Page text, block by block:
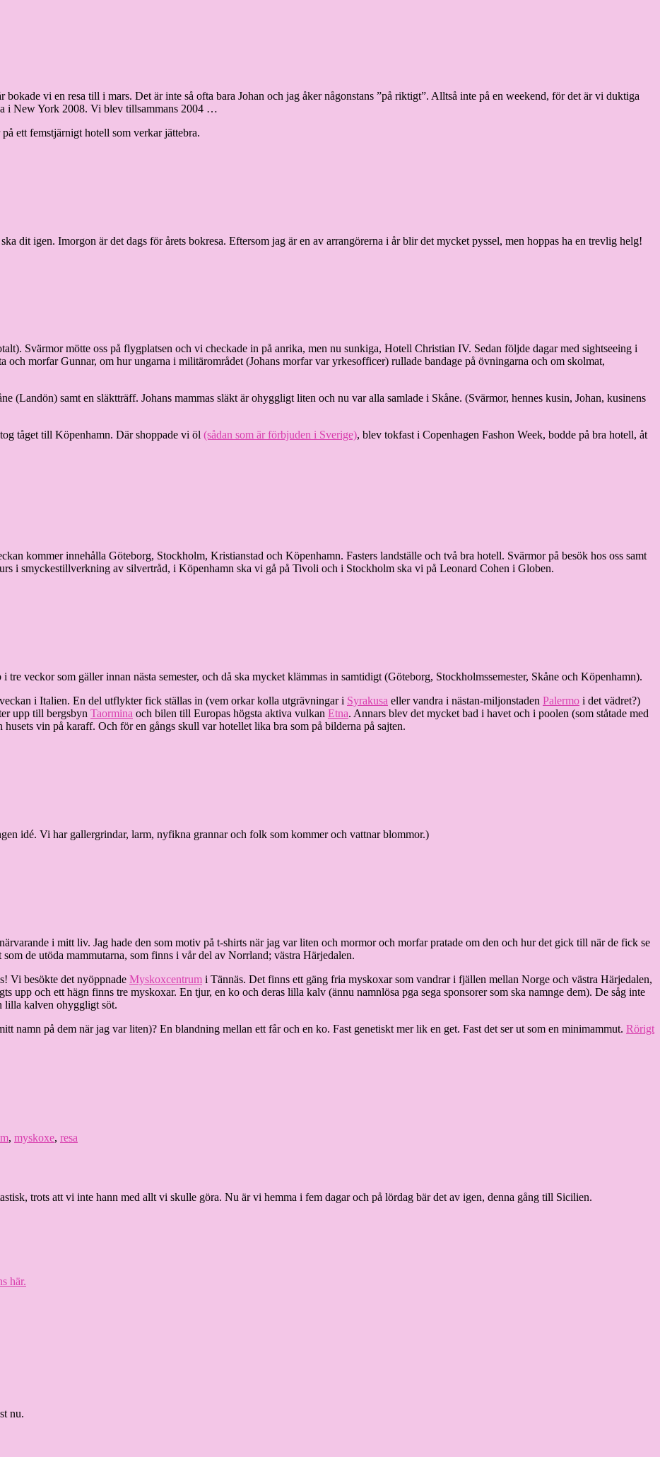
vi en resa till i mars. Det är inte så ofta bara Johan och jag åker någonstans ”på riktigt”. Alltså inte på en weekend, för det är vi duktiga
i New York 2008. Vi blev tillsammans 2004 …
ett femstjärnigt hotell som verkar jättebra.
dit igen. Imorgon är det dags för årets bokresa. Eftersom jag är en av arrangörerna i år blir det mycket pyssel, men hoppas ha en trevlig helg!
Svärmor mötte oss på flygplatsen och vi checkade in på anrika, men nu sunkiga, Hotell Christian IV. Sedan följde dagar med sightseeing i
och morfar Gunnar, om hur ungarna i militärområdet (Johans morfar var yrkesofficer) rullade bandage på övningarna och om skolmat,
(Landön) samt en släktträff. Johans mammas släkt är ohyggligt liten och nu var alla samlade i Skåne. (Svärmor, hennes kusin, Johan, kusinens
tåget till Köpenhamn. Där shoppade vi öl (sådan som är förbjuden i Sverige), blev tokfast i Copenhagen Fashon Week, bodde på bra hotell, åt
kommer innehålla Göteborg, Stockholm, Kristianstad och Köpenhamn. Fasters landställe och två bra hotell. Svärmor på besök hos oss samt
i smyckestillverkning av silvertråd, i Köpenhamn ska vi gå på Tivoli och i Stockholm ska vi på Leonard Cohen i Globen.
veckor som gäller innan nästa semester, och då ska mycket klämmas in samtidigt (Göteborg, Stockholmssemester, Skåne och Köpenhamn).
i Italien. En del utflykter fick ställas in (vem orkar kolla utgrävningar i Syrakusa eller vandra i nästan-miljonstaden Palermo i det vädret?)
upp till bergsbyn Taormina och bilen till Europas högsta aktiva vulkan Etna. Annars blev det mycket bad i havet och i poolen (som ståtade med
vin på karaff. Och för en gångs skull var hotellet lika bra som på bilderna på sajten.
idé. Vi har gallergrindar, larm, nyfikna grannar och folk som kommer och vattnar blommor.)
i mitt liv. Jag hade den som motiv på t-shirts när jag var liten och mormor och morfar pratade om den och hur det gick till när de fick se
de utöda mammutarna, som finns i vår del av Norrland; västra Härjedalen.
Vi besökte det nyöppnade Myskoxcentrum i Tännäs. Det finns ett gäng fria myskoxar som vandrar i fjällen mellan Norge och västra Härjedalen,
upp och ett hägn finns tre myskoxar. En tjur, en ko och deras lilla kalv (ännu namnlösa pga sega sponsorer som ska namnge dem). De såg inte
lilla kalven ohyggligt söt.
namn på dem när jag var liten)? En blandning mellan ett får och en ko. Fast genetiskt mer lik en get. Fast det ser ut som en minimammut. Rörigt
, myskoxe, resa
trots att vi inte hann med allt vi skulle göra. Nu är vi hemma i fem dagar och på lördag bär det av igen, denna gång till Sicilien.
här.
nu.